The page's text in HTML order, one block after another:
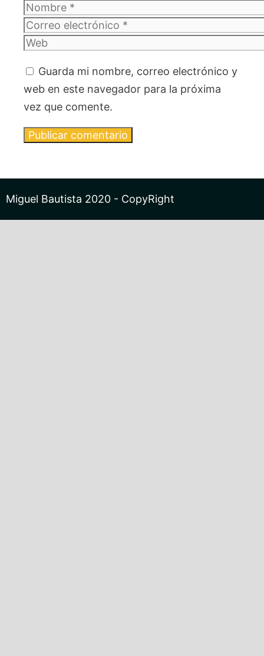
Nombre
Correo
electrónico
Web
Guarda mi nombre, correo electrónico y
web en este navegador para la próxima
vez que comente.
Miguel Bautista 2020 - CopyRight